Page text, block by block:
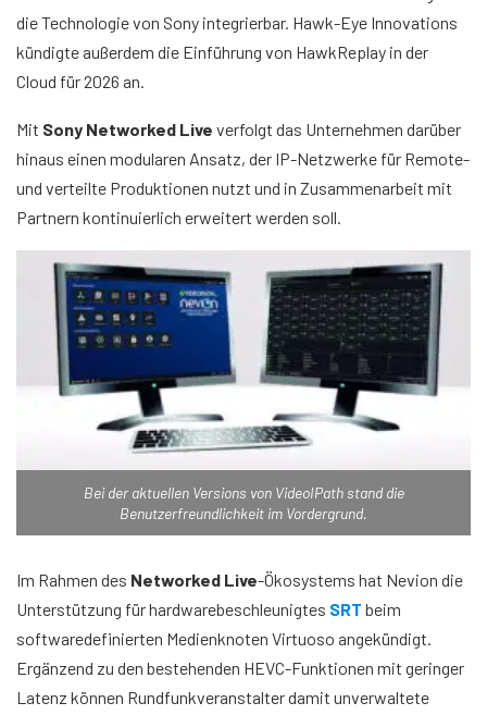
die Technologie von Sony integrierbar. Hawk-Eye Innovations
kündigte außerdem die Einführung von HawkReplay in der
Cloud für 2026 an.
Mit Sony Networked Live verfolgt das Unternehmen darüber
hinaus einen modularen Ansatz, der IP-Netzwerke für Remote-
und verteilte Produktionen nutzt und in Zusammenarbeit mit
Partnern kontinuierlich erweitert werden soll.
Bei der aktuellen Versions von VideoIPath stand die
Benutzerfreundlichkeit im Vordergrund.
Im Rahmen des Networked Live-Ökosystems hat Nevion die
Unterstützung für hardwarebeschleunigtes SRT beim
softwaredefinierten Medienknoten Virtuoso angekündigt.
Ergänzend zu den bestehenden HEVC-Funktionen mit geringer
Latenz können Rundfunkveranstalter damit unverwaltete